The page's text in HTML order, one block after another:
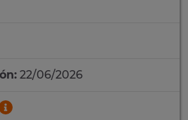
22/06/2026